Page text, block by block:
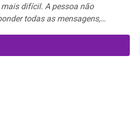
difícil. A pessoa não
todas as mensagens,